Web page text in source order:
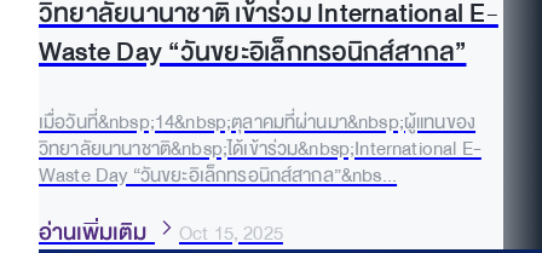
วิทยาลัยนานาชาติ เข้าร่วม International E-
Waste Day “วันขยะอิเล็กทรอนิกส์สากล”
เมื่อวันที่&nbsp;14&nbsp;ตุลาคมที่ผ่านมา&nbsp;ผู้แทนของ
วิทยาลัยนานาชาติ&nbsp;ได้เข้าร่วม&nbsp;International E-
Waste Day “วันขยะอิเล็กทรอนิกส์สากล”&nbs...
อ่านเพิ่มเติม Oct 15, 2025